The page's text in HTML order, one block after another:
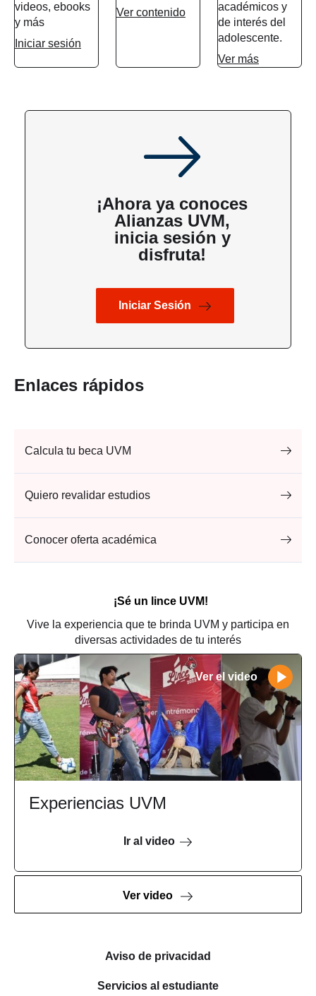
videos, ebooks
y más
Iniciar sesión
Ver contenido
académicos y
de interés del
adolescente.
Ver más
¡Ahora ya conoces
Alianzas UVM,
inicia sesión y
disfruta!
Iniciar Sesión
Enlaces rápidos
Calcula tu beca UVM
Quiero revalidar estudios
Conocer oferta académica
¡Sé un lince UVM!
Vive la experiencia que te brinda UVM y participa en
diversas actividades de tu interés
Ver el video
Experiencias UVM
Ir al video
Ver video
Aviso de privacidad
Servicios al estudiante